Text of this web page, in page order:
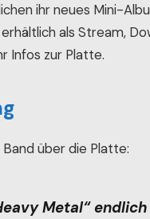
ihr neues Mini-
als Stream,
Infos zur Platte.
über die Platte:
Metal“